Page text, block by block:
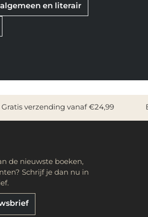
en literair
Gratis verzending vanaf €24,99
de nieuwste boeken,
Schrijf je dan nu in